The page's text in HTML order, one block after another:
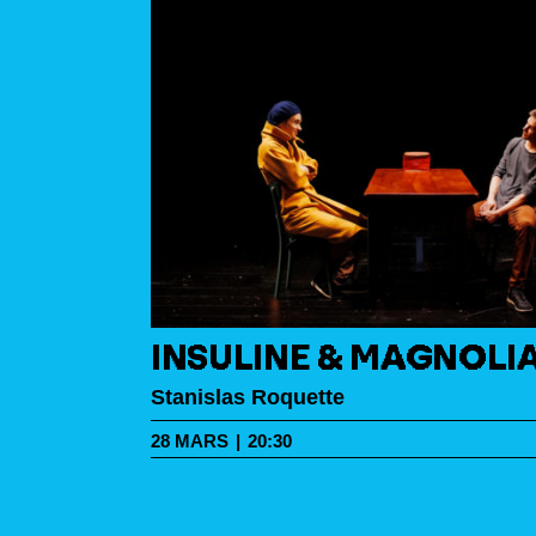
INSULINE &
Stanislas Roquette
28 MARS | 20:30